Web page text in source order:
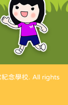
念學校. All rights